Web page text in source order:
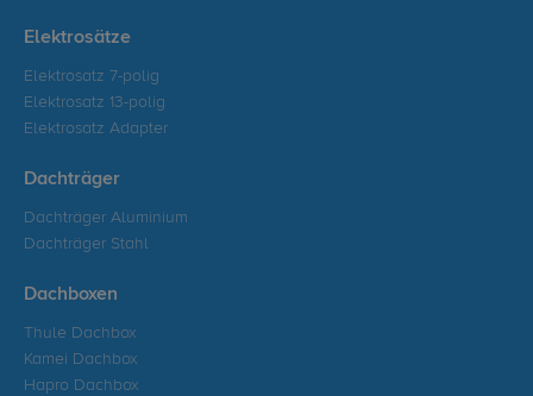
Elektrosätze
Elektrosatz 7-polig
Elektrosatz 13-polig
Elektrosatz Adapter
Dachträger
Dachträger Aluminium
Dachträger Stahl
Dachboxen
Thule Dachbox
Kamei Dachbox
Hapro Dachbox